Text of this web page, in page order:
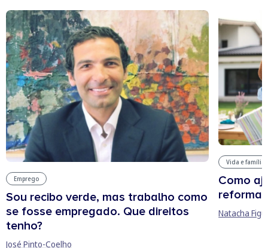
Emprego
Sou recibo verde, mas trabalho como
se fosse empregado. Que direitos
tenho?
José Pinto-Coelho
Vida e família
Como
reforma
Natacha